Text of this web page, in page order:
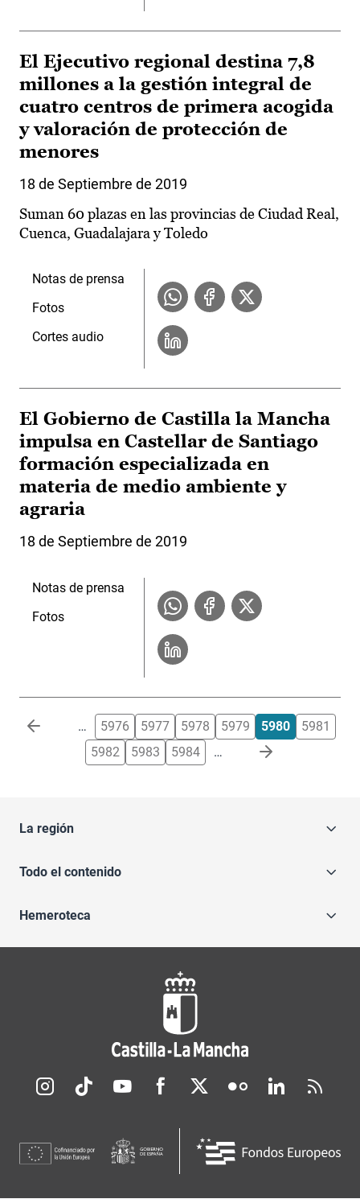
El Ejecutivo regional destina 7,8
millones a la gestión integral de
cuatro centros de primera acogida
y valoración de protección de
menores
18 de Septiembre de 2019
Suman 60 plazas en las provincias de Ciudad Real,
Cuenca, Guadalajara y Toledo
Notas de prensa
Fotos
Cortes audio
El Gobierno de Castilla la Mancha
impulsa en Castellar de Santiago
formación especializada en
materia de medio ambiente y
agraria
18 de Septiembre de 2019
Notas de prensa
Fotos
Paginación … 5976 5977 5978 5979 5980
5981
5982
5983 5984 …
La región
Todo el contenido
Hemeroteca
Redes sociales JCCM